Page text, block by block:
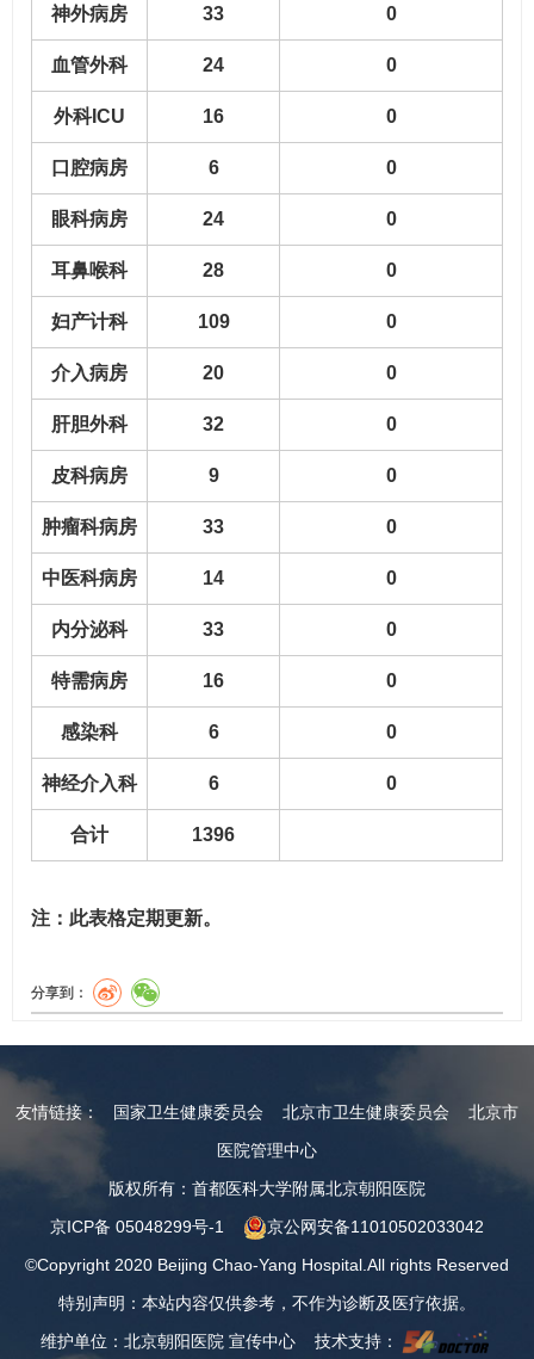
神外病房 33 0
血管外科 24 0
外科ICU 16 0
口腔病房 6 0
眼科病房 24 0
耳鼻喉科 28 0
妇产计科 109 0
介入病房 20 0
肝胆外科 32 0
皮科病房 9 0
肿瘤科病房 33 0
中医科病房 14 0
内分泌科 33 0
特需病房 16 0
感染科 6 0
神经介入科 6 0
合计 1396
注：此表格定期更新。
分享到：
友情链接： 国家卫生健康委员会 北京市卫生健康委员会
北京市
医院管理中心
版权所有：首都医科大学附属北京朝阳医院
京ICP备 05048299号-1
京公网安备11010502033042
©Copyright 2020 Beijing Chao-Yang Hospital.All rights Reserved
特别声明：本站内容仅供参考，不作为诊断及医疗依据。
维护单位：北京朝阳医院 宣传中心 技术支持：